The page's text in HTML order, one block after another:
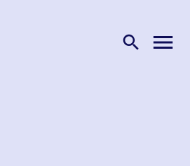
search menu